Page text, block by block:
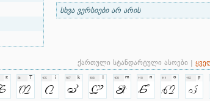
სხვა ვერსიები არ არის
ქართული სტანდარტული ასოები |